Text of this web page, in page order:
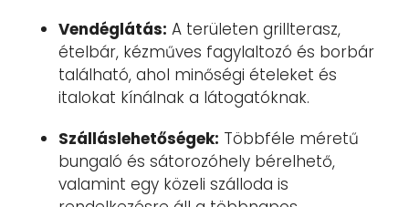
Vendéglátás: A területen grillterasz,
ételbár, kézműves fagylaltozó és borbár
található, ahol minőségi ételeket és
italokat kínálnak a látogatóknak.
Szálláslehetőségek: Többféle méretű
bungaló és sátorozóhely bérelhető,
valamint egy közeli szálloda is